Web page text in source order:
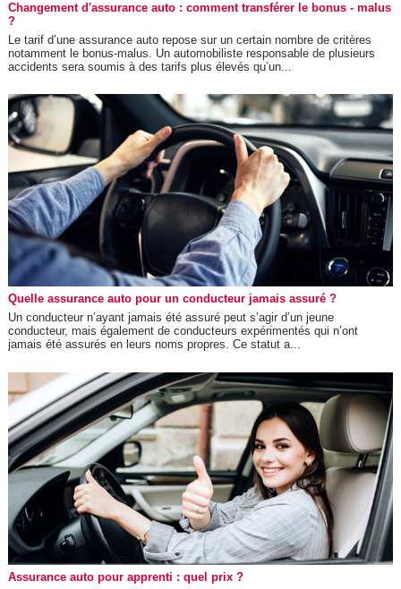
Changement d'assurance auto : comment transférer le bonus - malus
?
Le tarif d’une assurance auto repose sur un certain nombre de critères
notamment le bonus-malus. Un automobiliste responsable de plusieurs
accidents sera soumis à des tarifs plus élevés qu’un...
Quelle assurance auto pour un conducteur jamais assuré ?
Un conducteur n’ayant jamais été assuré peut s’agir d’un jeune
conducteur, mais également de conducteurs expérimentés qui n’ont
jamais été assurés en leurs noms propres. Ce statut a...
Assurance auto pour apprenti : quel prix ?